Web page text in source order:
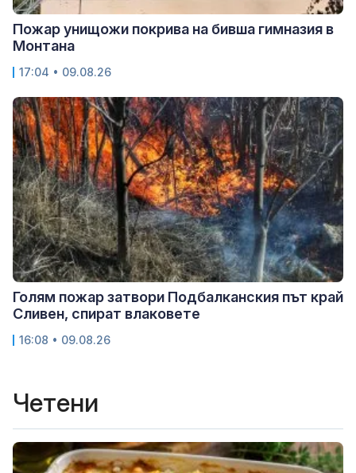
Пожар унищожи покрива на бивша гимназия в
Монтана
17:04 • 09.08.26
Голям пожар затвори Подбалканския път край
Сливен, спират влаковете
16:08 • 09.08.26
Четени